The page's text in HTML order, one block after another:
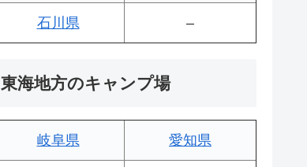
石川県 –
東海地方のキャンプ場
岐阜県 愛知県